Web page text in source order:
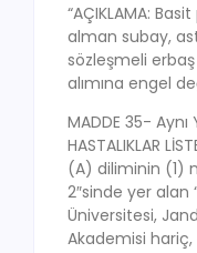
“AÇIKLAMA:
alman subay,
sözleşmeli
alımına engel
MADDE 35-
HASTALIKLAR
(A) diliminin (1)
2″sinde yer alan
Üniversitesi,
Akademisi